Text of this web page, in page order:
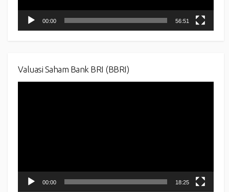
00:00 56:51
Valuasi Saham Bank BRI (BBRI)
00:00 18:25